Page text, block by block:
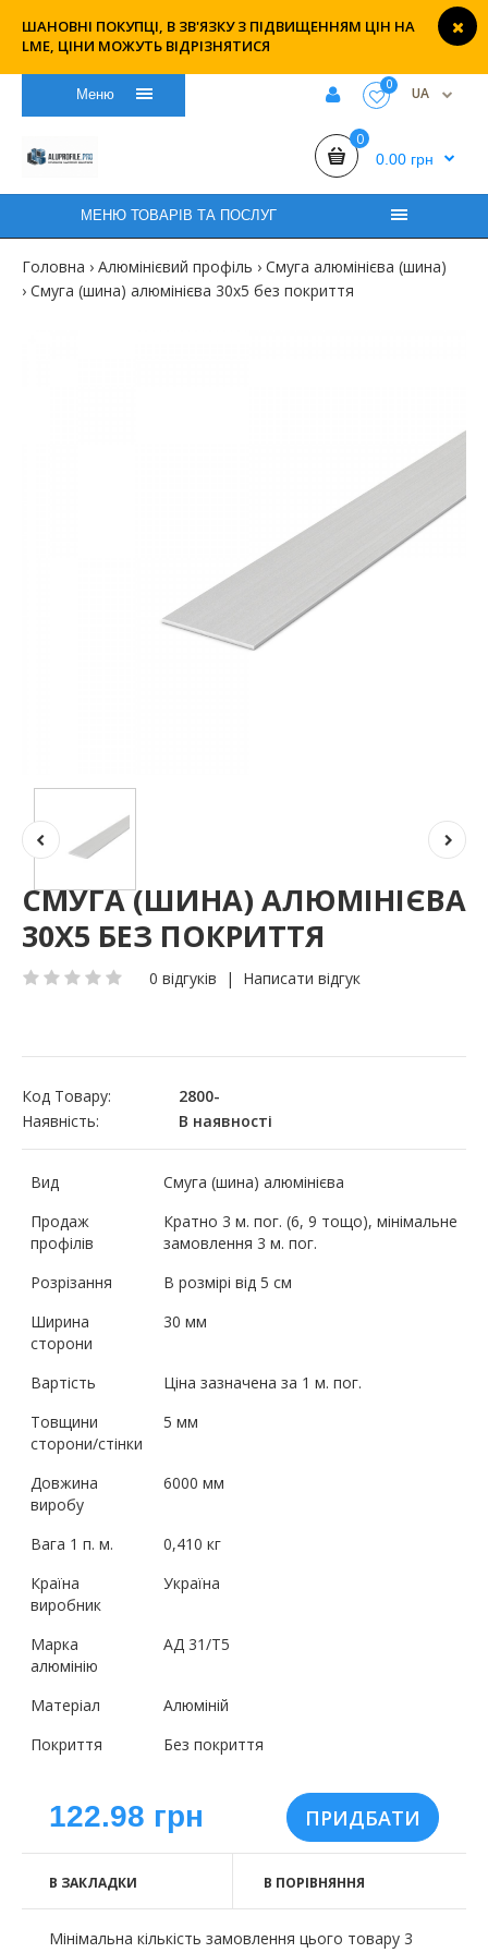
ШАНОВНІ ПОКУПЦІ, В ЗВ'ЯЗКУ З ПІДВИЩЕННЯМ ЦІН НА
LME, ЦІНИ МОЖУТЬ ВІДРІЗНЯТИСЯ
Меню
0 UA
0
0.00 грн
МЕНЮ ТОВАРІВ ТА ПОСЛУГ
Головна Алюмінієвий профіль
Смуга алюмінієва (шина)
Смуга (шина) алюмінієва 30х5 без покриття
СМУГА (ШИНА) АЛЮМІНІЄВА
30Х5 БЕЗ ПОКРИТТЯ
0 відгуків | Написати відгук
Код Товару:
2800-
Наявність:
В наявності
Вид
Смуга (шина) алюмінієва
Продаж
профілів
Кратно 3 м. пог. (6, 9 тощо), мінімальне
замовлення 3 м. пог.
Розрізання
В розмірі від 5 см
Ширина
сторони
30 мм
Вартість
Ціна зазначена за 1 м. пог.
Товщини
сторони/стінки
5 мм
Довжина
виробу
6000 мм
Вага 1 п. м.
0,410 кг
Країна
виробник
Україна
Марка
алюмінію
АД 31/Т5
Матеріал
Алюміній
Покриття
Без покриття
122.98 грн
В ЗАКЛАДКИ В ПОРІВНЯННЯ
Мінімальна кількість замовлення цього товару 3